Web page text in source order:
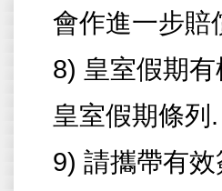
會作進一步賠
8) 皇室假期有
皇室假期條列.
9) 請攜帶有